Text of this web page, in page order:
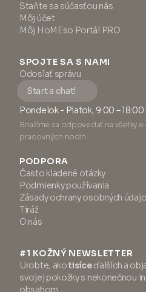
Staňte sa súčasťou nás
Môj účet
Môj HoMEso Portál PRO
SPOJTE SA S NAMI
Odoslať správu
Start a chat!
Pondelok - Piatok, 9:00 – 18:00
Snažíme sa odpovedať na všetky
pracovných hodín.
PODPORA
Často kladené otázky
Podmienky používania
Zásady ochrany osobných
Tiráž
O nás
#1 KOŽNÝ NEWSLETTER
Urobte, akotisíceďalších a
svojej pokožky s nekonečnou
obsahom.